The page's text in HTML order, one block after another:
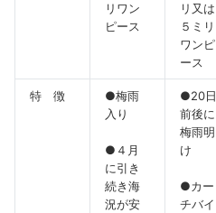
リワン
ピース
リ又は
５ミリ
ワンピ
ース
特 徴
●梅雨
入り
●４月
に引き
続き海
況が安
●20日
前後に
梅雨明
け
●カー
チバイ